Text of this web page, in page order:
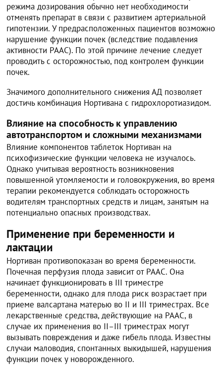
режима дозирования обычно нет необходимости
отменять препарат в связи с развитием артериальной
гипотензии. У предрасположенных пациентов возможно
нарушение функции почек (вследствие подавления
активности РААС). По этой причине лечение следует
проводить с осторожностью, под контролем функции
почек.
Значимого дополнительного снижения АД позволяет
достичь комбинация Нортивана с гидрохлоротиазидом.
Влияние на способность к управлению
автотранспортом и сложными механизмами
Влияние компонентов таблеток Нортиван на
психофизические функции человека не изучалось.
Однако учитывая вероятность возникновения
повышенной утомляемости и головокружения, во время
терапии рекомендуется соблюдать осторожность
водителям транспортных средств и лицам, занятым на
потенциально опасных производствах.
Применение при беременности и
лактации
Нортиван противопоказан во время беременности.
Почечная перфузия плода зависит от РААС. Она
начинает функционировать в III триместре
беременности, однако для плода риск возрастает при
приеме валсартана матерью во II и III триместрах. Все
лекарственные средства, действующие на РААС, в
случае их применения во II–III триместрах могут
вызывать повреждения и даже гибель плода. Известны
случаи маловодия, спонтанных выкидышей, нарушения
функции почек у новорожденного.